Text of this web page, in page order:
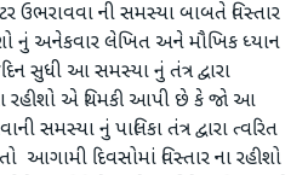
ની સમસ્યા બાબતે વિસ્તાર
નું અનેકવાર લેખિત અને મૌખિક ધ્યાન
સુધી આ સમસ્યા નું તંત્ર દ્વારા
રહીશો એ ચિમકી આપી છે કે જો આ
સમસ્યા નું પાલિકા તંત્ર દ્વારા ત્વરિત
આગામી દિવસોમાં વિસ્તાર ના રહીશો